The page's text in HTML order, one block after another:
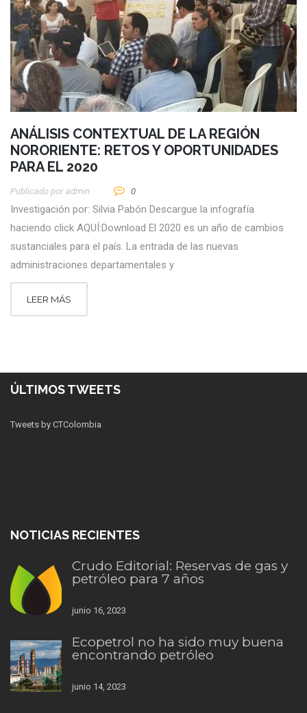
ANÁLISIS CONTEXTUAL DE LA REGIÓN
NORORIENTE: RETOS Y OPORTUNIDADES
PARA EL 2020
Publicado por Admin 0
Investigación por: Silvia Pabón Descargue la infografía
haciendo click AQUÍ:Download El 2020 es un año de cambios
sustanciales para el país. La entrada de las nuevas
administraciones departamentales y
LEER MÁS
ÚLTIMOS TWEETS
Tweets by CTColombia
NOTICIAS RECIENTES
Crudo Editorial: Reservas de gas y
petróleo para 7 años
junio 16, 2023
Ecopetrol no ha sido muy buena
encontrando petróleo
junio 14, 2023